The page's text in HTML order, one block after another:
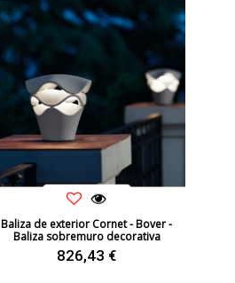
Baliza de exterior Cornet - Bover -
Baliza sobremuro decorativa
826,43 €